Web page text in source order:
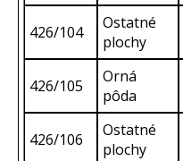
426/104
Ostatné
plochy
426/105
Orná
pôda
426/106
Ostatné
plochy